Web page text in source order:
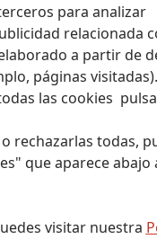
para analizar
relacionada
a partir de
páginas visitadas).
las cookies
rechazarlas todas,
que aparece abajo
visitar nuestra